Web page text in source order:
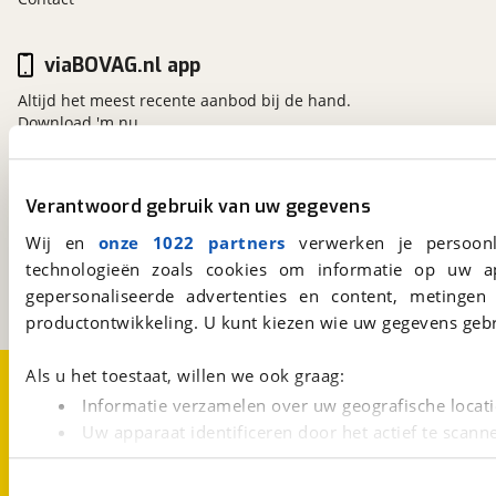
Verantwoord gebruik van uw gegevens
Wij en onze 1022 partners verwerken je
technologieën zoals cookies om informatie op
gepersonaliseerde advertenties en content,
productontwikkeling. U kunt kiezen wie uw gegevens
Als u het toestaat, willen we ook graag:
Informatie verzamelen over uw geografische
Uw apparaat identificeren door het actief te
Lees meer over hoe uw persoonlijke gegevens worden
viaBOVAG.nl
Kosterijland15
Een initiatief van
BOVAG
viaBOVAG.nl app
Altijd het meest recente aanbod bij de hand.
Download 'm nu.
Over viaBOVAG.nlDisclaimer- en Privacyverklaring
CookievoorkeurenVacatures